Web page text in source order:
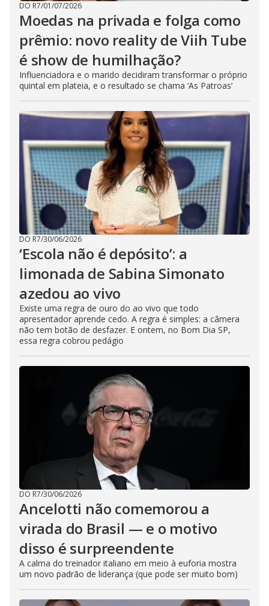
DO R7/01/07/2026
Moedas na privada e folga como
prêmio: novo reality de Viih Tube
é show de humilhação?
Influenciadora e o marido decidiram transformar o próprio
quintal em plateia, e o resultado se chama ‘As Patroas’
DO R7/30/06/2026
‘Escola não é depósito’: a
limonada de Sabina Simonato
azedou ao vivo
Existe uma regra de ouro do ao vivo que todo
apresentador aprende cedo. A regra é simples: a câmera
não tem botão de desfazer. E ontem, no Bom Dia SP,
essa regra cobrou pedágio
DO R7/30/06/2026
Ancelotti não comemorou a
virada do Brasil — e o motivo
disso é surpreendente
A calma do treinador italiano em meio à euforia mostra
um novo padrão de liderança (que pode ser muito bom)